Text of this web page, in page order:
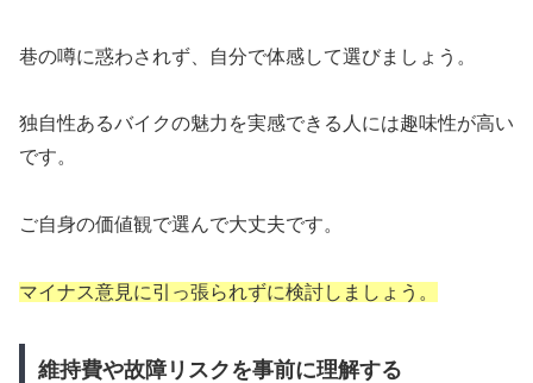
巷の噂に惑わされず、自分で体感して選びましょう。
独自性あるバイクの魅力を実感できる人には趣味性が高い
です。
ご自身の価値観で選んで大丈夫です。
マイナス意見に引っ張られずに検討しましょう。
維持費や故障リスクを事前に理解する